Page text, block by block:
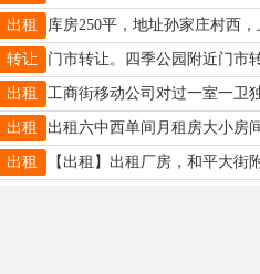
出租
转让
出租
出租
出租